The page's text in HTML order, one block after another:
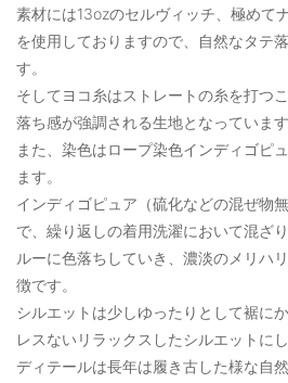
素材には13ozのセルヴィッチ、極めて
を使用しておりますので、自然なタテ
す。
そしてヨコ糸はストレートの糸を打つ
落ち感が強調される生地となっています
また、染色はロープ染色インディゴピ
ます。
インディゴピュア（硫化などの混ぜ物
で、繰り返しの着用洗濯において混ざ
ルーに色落ちしていき、濃淡のメリハ
徴です。
シルエットは少しゆったりとして裾に
レスないリラックスしたシルエットにし
ディテールは長年は履き古した様な自